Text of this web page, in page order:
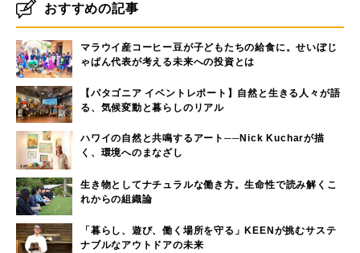
おすすめの記事
マラウイ産コーヒー豆が子どもたちの給食に。せいぼじ
ゃぱん代表が考える未来への投資とは
【パタゴニア イベントレポート】自然と生きる人々が語
る、気候変動と暮らしのリアル
ハワイの自然と共鳴するアート──Nick Kucharが描
く、環境へのまなざし
生き物としてナチュラルな働き方。生命性で読み解くこ
れからの組織論
「暮らし、遊び、働く場所を守る」KEENが挑むサステ
ナブルなアウトドアの未来